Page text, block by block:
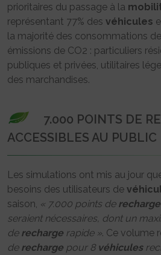
prioritaires du passage à la
représentant 77% des véhicules
la majorité des consommations
émissions de CO2 : particuliers
publiques et privées, utilitaires
des marchandises.
7.000 POINTS DE
ACCESSIBLES AU PUBLIC
Les simulations ont mis au jour
besoins des utilisateurs de
saison, « 7.000 points de recharge
seraient nécessaires, dont un
de recharge rapide ». Ce volume
de recharge pour 8 véhicules